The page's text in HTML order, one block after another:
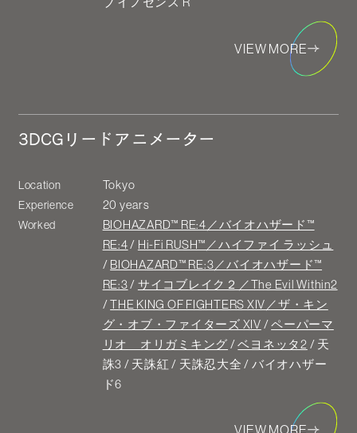
VIEW MORE
3DCGリードアニメーター
Location Tokyo
Experience 20 years
Worked
BIOHAZARD™ RE:4／バイオハザード™
RE:4/ Hi-Fi RUSH™／ハイファイ ラッシュ
/ BIOHAZARD™ RE:3／バイオハザード™
RE:3/ サイコブレイク２／The Evil Within2
/THE KING OF FIGHTERS XIV／ザ・キン
グ・オブ・ファイターズ XIV /ペーパーマ
リオ オリガミキング /ベヨネッタ2 / 天
誅3 / 天誅紅 / 天誅忍大全 / バイオハザー
ド6